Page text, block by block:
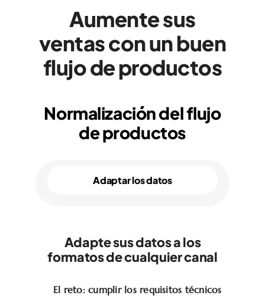
Aumente sus
ventas con un buen
flujo de productos
Normalización del flujo
de productos
Adaptar los datos
Adapte sus datos a los
formatos de cualquier canal
El reto: cumplir los requisitos técnicos